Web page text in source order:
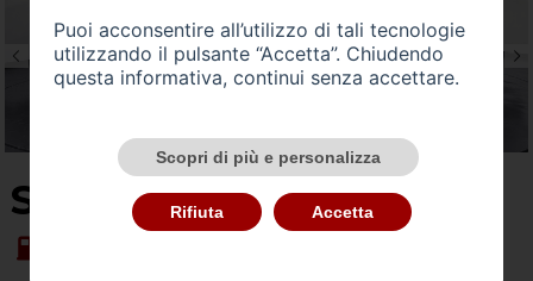
SU QUEST'AUTO
Puoi acconsentire all’utilizzo di tali tecnologie
utilizzando il pulsante “Accetta”. Chiudendo
questa informativa, continui senza accettare.
Scopri di più e personalizza
Rifiuta Accetta